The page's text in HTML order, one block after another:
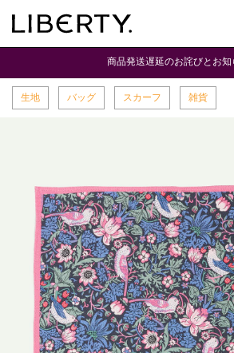
商品発送遅延のお詫びとお知
生地 バッグ スカーフ 雑貨